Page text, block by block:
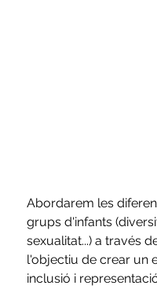
Abordarem les
grups d'infants
sexualitat...) a través
l'objectiu de crear un
inclusió i